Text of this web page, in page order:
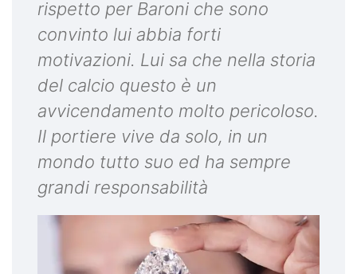
rispetto per Baroni che sono
convinto lui abbia forti
motivazioni. Lui sa che nella storia
del calcio questo è un
avvicendamento molto pericoloso.
Il portiere vive da solo, in un
mondo tutto suo ed ha sempre
grandi responsabilità